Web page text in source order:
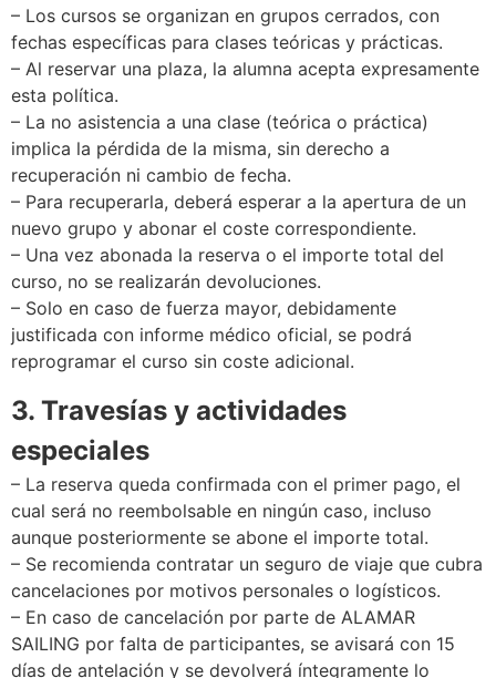
– Los cursos se organizan en grupos cerrados, con
fechas específicas para clases teóricas y prácticas.
– Al reservar una plaza, la alumna acepta expresamente
esta política.
– La no asistencia a una clase (teórica o práctica)
implica la pérdida de la misma, sin derecho a
recuperación ni cambio de fecha.
– Para recuperarla, deberá esperar a la apertura de un
nuevo grupo y abonar el coste correspondiente.
– Una vez abonada la reserva o el importe total del
curso, no se realizarán devoluciones.
– Solo en caso de fuerza mayor, debidamente
justificada con informe médico oficial, se podrá
reprogramar el curso sin coste adicional.
3. Travesías y actividades
especiales
– La reserva queda confirmada con el primer pago, el
cual será no reembolsable en ningún caso, incluso
aunque posteriormente se abone el importe total.
– Se recomienda contratar un seguro de viaje que cubra
cancelaciones por motivos personales o logísticos.
– En caso de cancelación por parte de ALAMAR
SAILING por falta de participantes, se avisará con 15
días de antelación y se devolverá íntegramente lo